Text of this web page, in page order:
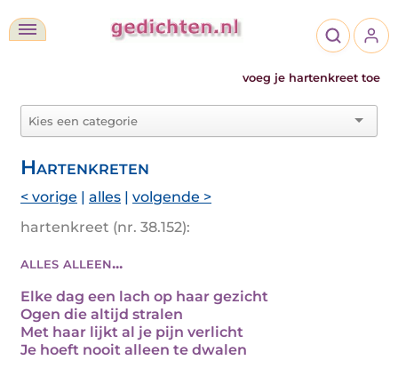
voeg je hartenkreet toe
Hartenkreten
< vorige | alles | volgende >
hartenkreet (nr. 38.152):
alles alleen...
Elke dag een lach op haar gezicht
Ogen die altijd stralen
Met haar lijkt al je pijn verlicht
Je hoeft nooit alleen te dwalen